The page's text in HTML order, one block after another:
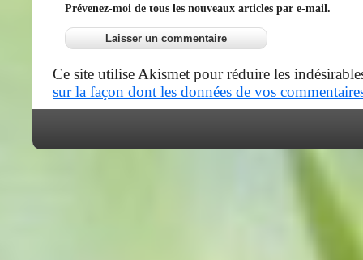
Prévenez-moi de tous les nouveaux articles par e-mail.
Ce site utilise Akismet pour réduire les
sur la façon dont les données de vos